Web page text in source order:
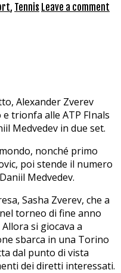
, Tennis Leave a comment
Alexander Zverev
trionfa alle ATP FInals
Medvedev in due set.
nonché primo
poi stende il numero
Medvedev.
Sasha Zverev, che a
torneo di fine anno
si giocava a
sbarca in una Torino
dal punto di vista
dei diretti interessati.